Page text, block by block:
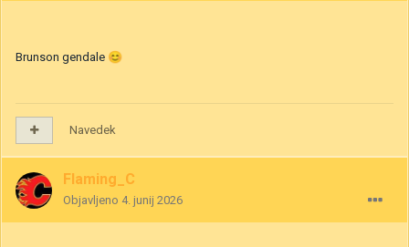
Brunson gendale 😊
Navedek
Flaming_C
Objavljeno 4. junij 2026